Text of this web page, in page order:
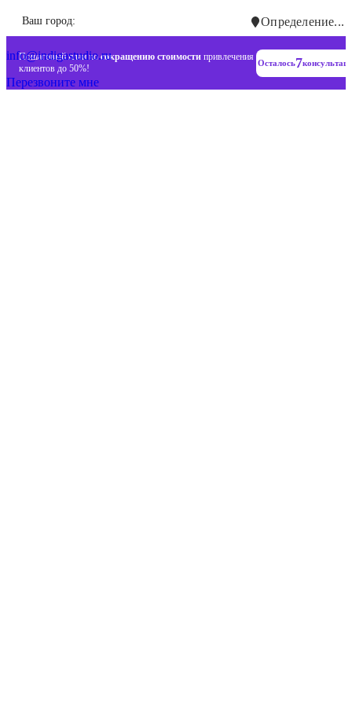
Ваш город: Определение...
Пошаговый план посокращению стоимости привлечения
клиентов до 50%!
Осталось7
+7 (993) 477-18-57
info@indigastudio.ru
Перезвоните мне